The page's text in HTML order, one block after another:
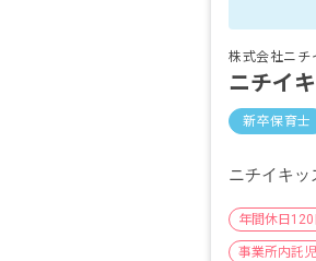
株式会社ニチ
ニチイ
新卒保育士
ニチイキッ
年間休日
事業所内託